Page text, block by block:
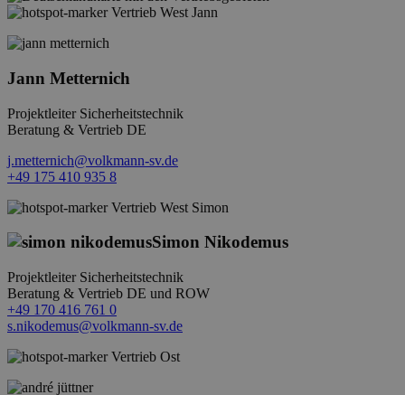
Vertrieb West Jann
Jann Metternich
Projektleiter Sicherheitstechnik
Beratung & Vertrieb DE
j.metternich@volkmann-sv.de
+49 175 410 935 8
Vertrieb West Simon
Simon Nikodemus
Projektleiter Sicherheitstechnik
Beratung & Vertrieb DE und ROW
+49 170 416 761 0
s.nikodemus@volkmann-sv.de
Vertrieb Ost